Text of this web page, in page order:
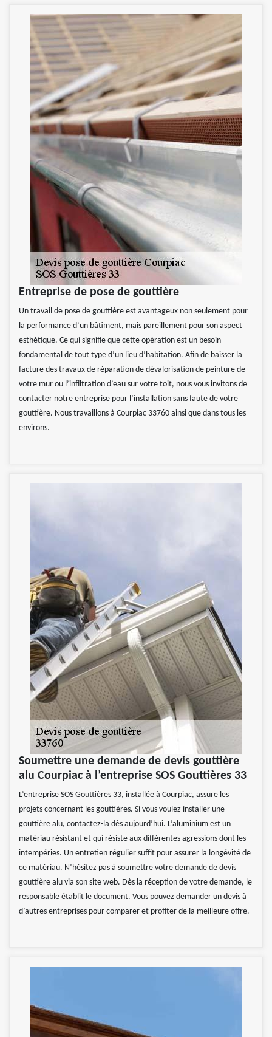
Entreprise de pose de gouttière
Un travail de pose de gouttière est avantageux non seulement pour
la performance d’un bâtiment, mais pareillement pour son aspect
esthétique. Ce qui signifie que cette opération est un besoin
fondamental de tout type d’un lieu d’habitation. Afin de baisser la
facture des travaux de réparation de dévalorisation de peinture de
votre mur ou l’infiltration d’eau sur votre toit, nous vous invitons de
contacter notre entreprise pour l’installation sans faute de votre
gouttière. Nous travaillons à Courpiac 33760 ainsi que dans tous les
environs.
Soumettre une demande de devis gouttière
alu Courpiac à l’entreprise SOS Gouttières 33
L’entreprise SOS Gouttières 33, installée à Courpiac, assure les
projets concernant les gouttières. Si vous voulez installer une
gouttière alu, contactez-la dès aujourd’hui. L’aluminium est un
matériau résistant et qui résiste aux différentes agressions dont les
intempéries. Un entretien régulier suffit pour assurer la longévité de
ce matériau. N’hésitez pas à soumettre votre demande de devis
gouttière alu via son site web. Dès la réception de votre demande, le
responsable établit le document. Vous pouvez demander un devis à
d’autres entreprises pour comparer et profiter de la meilleure offre.